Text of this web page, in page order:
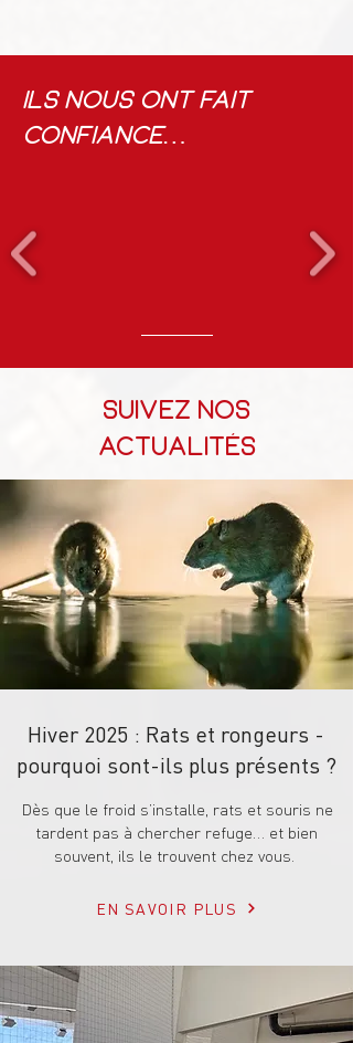
Ils nous ont fait
confiance…
Suivez nos
actualités
Hiver 2025 : Rats et rongeurs -
pourquoi sont-ils plus présents ?
​Dès que le froid s’installe, rats et souris ne
tardent pas à chercher refuge… et bien
souvent, ils le trouvent chez vous.
EN SAVOIR PLUS